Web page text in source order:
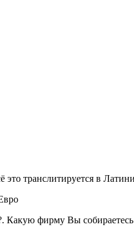
это транслитируется в
Какую фирму Вы